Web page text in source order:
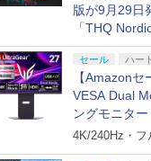
版が9月29日
「THQ
Showcase
セール ハー
【Amazon
VESA Dual
ングモニタ
27G850A-B
4K/240Hz・フ